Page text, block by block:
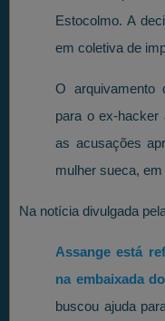
Estocolmo. A
em coletiva de
O arquivamento
para o ex-hacker
as acusações
mulher sueca,
Na notícia divulgada
Assange está
na embaixada
buscou ajuda